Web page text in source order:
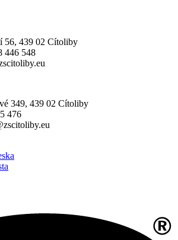
56, 439 02 Cítoliby
446 548
349, 439 02 Cítoliby
476